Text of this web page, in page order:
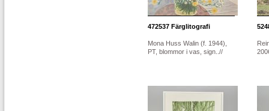
472537 Färglitografi
Mona Huss Walin (f. 1944),
PT, blommor i vas, sign..//